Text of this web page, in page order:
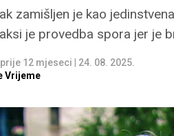
zamišljen je kao
je provedba spora jer je
prije 12 mjeseci
24. 08. 2025.
Vrijeme